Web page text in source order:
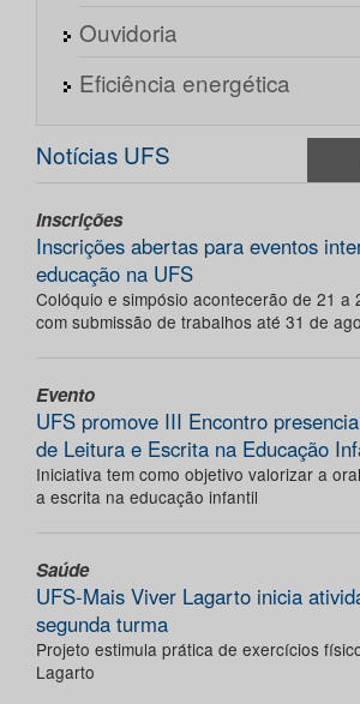
Ouvidoria
Eficiência energética
Notícias UFS
Inscrições
Inscrições abertas para eventos
educação na UFS
Colóquio e simpósio acontecerão de 21 a
com submissão de trabalhos até 31 de
Evento
UFS promove III Encontro
de Leitura e Escrita na Educação
Iniciativa tem como objetivo valorizar a
a escrita na educação infantil
Saúde
UFS-Mais Viver Lagarto inicia
segunda turma
Projeto estimula prática de exercícios
Lagarto